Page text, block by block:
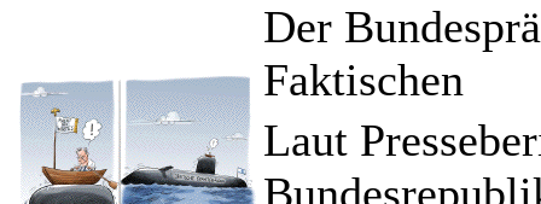
Der
Faktischen
Laut